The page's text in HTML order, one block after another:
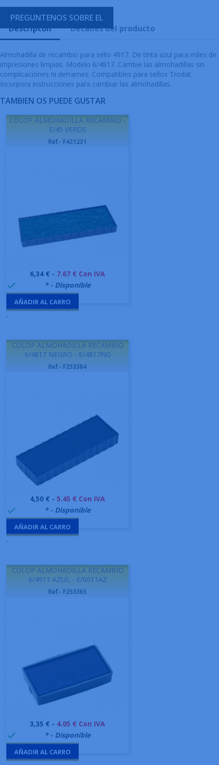
PREGUNTENOS SOBRE EL
Descripcón
Detalles del producto
Almohadilla de recambio para sello 4917. De tinta azul para miles de
impresiones limpias. Modelo 6/4817. Cambie las almohadillas sin
complicaciones ni derrames. Compatibles para sellos Trodat.
Incorpora instrucciones para cambiar las almohadillas.
TAMBIEN OS PUEDE GUSTAR
COLOP ALMOHADILLA RECAMBIO -
E/45 VERDE
Ref.- F421231
Precio
6,34 € - 7.67 € Con IVA
 * - Disponible
AÑADIR AL CARRO
-
COLOP ALMOHADILLA RECAMBIO
6/4817 NEGRO - E/4817NG
Ref.- F253384
Precio
4,50 € - 5.45 € Con IVA
 * - Disponible
AÑADIR AL CARRO
-
COLOP ALMOHADILLA RECAMBIO
6/4911 AZUL - E/0011AZ
Ref.- F253365
Precio
3,35 € - 4.05 € Con IVA
 * - Disponible
AÑADIR AL CARRO